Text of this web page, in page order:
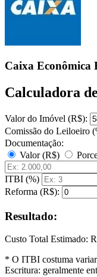
Caixa Econômica
Calculadora
Valor do Imóvel (R$):
Comissão do Leiloeiro
Documentação:
Valor (R$)
ITBI (%)
Reforma (R$):
Resultado:
Custo Total Estimado:
* O ITBI costuma
Escritura: geralmente